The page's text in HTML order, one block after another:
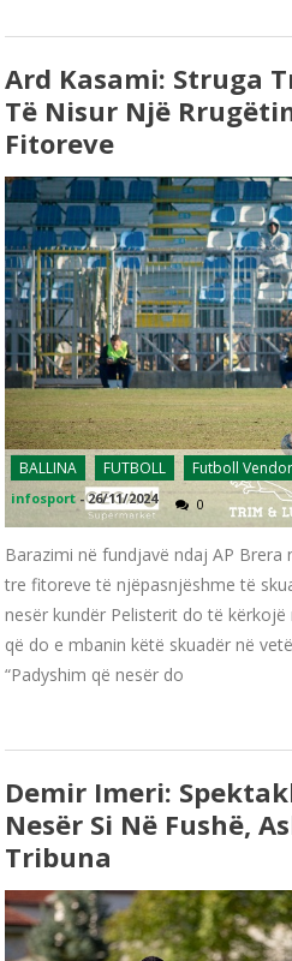
Ard Kasami: Struga
Të Nisur Një
Fitoreve
BALLINA FUTBOLL Futboll Vendor
infosport -26/11/2024 0
Barazimi në fundjavë ndaj AP Brera
tre fitoreve të njëpasnjëshme të
nesër kundër Pelisterit do të
që do e mbanin këtë skuadër në
“Padyshim që nesër do
Demir Imeri:
Nesër Si Në Fushë,
Tribuna